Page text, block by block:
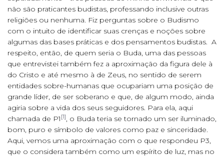
não são praticantes budistas, professando inclusive outras
religiões ou nenhuma. Fiz perguntas sobre o Budismo
com o intuito de identificar suas crenças e noções sobre
algumas das bases práticas e dos pensamentos budistas. A
respeito, então, de quem seria o Buda, uma das pessoas
que entrevistei também fez a aproximação da figura dele à
do Cristo e até mesmo à de Zeus, no sentido de serem
entidades sobre-humanas que ocupariam uma posição de
grande líder, de ser soberano e que, de algum modo, ainda
agiria sobre a vida dos seus seguidores. Para ela, aqui
chamada de P1 [1], o Buda teria se tornado um ser iluminado,
bom, puro e símbolo de valores como paz e sinceridade.
Aqui, vemos uma aproximação com o que respondeu P3,
que o considera também como um espírito de luz, mas no